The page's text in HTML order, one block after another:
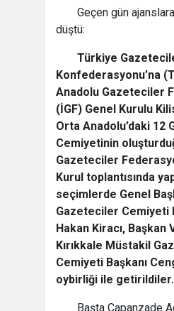
Geçen gün
düştü:
Türkiye
Konfederasyonu’na
Anadolu Gazeteciler
(İGF) Genel Kurulu
Orta Anadolu’daki 12
Cemiyetinin
Gazeteciler
Kurul toplantısında
seçimlerde Genel
Gazeteciler Cemiyeti
Hakan Kiracı, Başkan
Kırıkkale Müstakil
Cemiyeti Başkanı
oybirliği ile getirildiler.
Başta Çapanzade